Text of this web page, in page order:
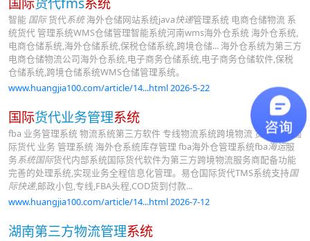
智能 国际货代系统海外仓储网站系统java快递管理系统 电商仓储物流 系
统货代 管理系统WMS仓储管理智能系统河南wms海外仓系统 海外仓系统,
电商仓储系统,海外仓储系统,保税仓储系统,跨境仓储... 海外仓系统为第三方
电商仓储物流公司海外仓系统,电子商务仓储系统,电子商务仓储软件,保税
仓储系统,跨境仓储系统WMS仓储管理系统。
www.huangjia100.com/article/14...html 2026-5-22
国际货代业务管理系统
fba 业务管理系统 物流系统第三方软件 专线物流系统跨境物流 货代系统 国
际货代 业务 管理系统 海外仓系统库存管理 fba海外仓管理系统fba海运服
务系统国际货代内部系统国际货代软件为第三方跨境物流服务商配备功能
完善的处理系统,实现业务全程信息化管理。易仓国际货代TMS系统支持国
际快递,邮政小包,专线,FBA头程,COD货到付款...
www.huangjia100.com/article/14...html 2026-7-12
湖南第三方物流管理系统